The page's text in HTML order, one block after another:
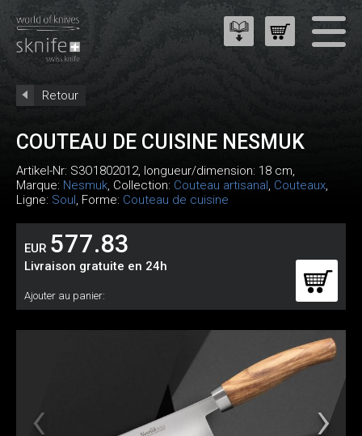
Retour
COUTEAU DE CUISINE NESMUK
Artikel-Nr: S3O1802012, longueur/dimension: 18 cm,
Marque: Nesmuk, Collection: Couteau artisanal, Couteaux,
Ligne: Soul, Forme: Couteau de cuisine
EUR 577.83
Livraison gratuite en 24h
Ajouter au panier: